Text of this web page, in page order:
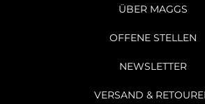
ÜBER MAGGS
OFFENE STELLEN
NEWSLETTER
VERSAND &